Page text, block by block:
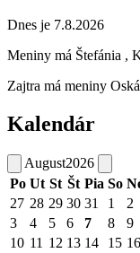
Dnes je 7.8.2026
Meniny má Štefánia ,
Zajtra má meniny
Kalendár
August2026
Po Ut St Št Pia So
27 28 29 30 31 1
2
3
4 5 6 7 8
9
10 11 12 13 14 15 16